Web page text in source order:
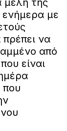
με
να
από
είναι
που